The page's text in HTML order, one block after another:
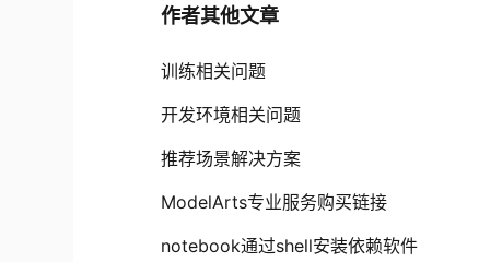
作者其他文章
训练相关问题
开发环境相关问题
推荐场景解决方案
ModelArts专业服务购买链接
notebook通过shell安装依赖软件